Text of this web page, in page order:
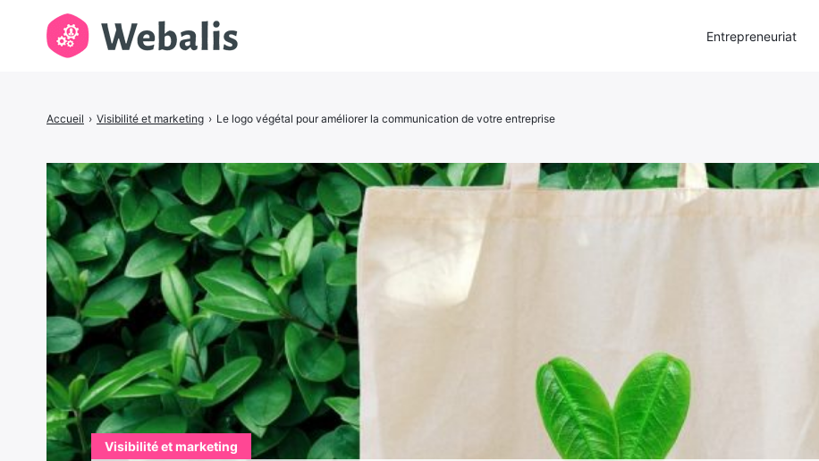
Visibilité et marketing
Accueil › Visibilité et marketing › Le logo végétal pour améliorer la communication de votre entreprise
Entrepreneuriat
Rechercher